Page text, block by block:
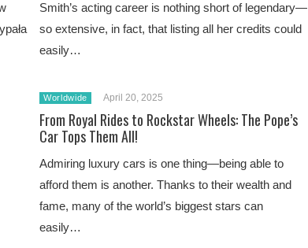
Smith’s acting career is nothing short of legendary—
so extensive, in fact, that listing all her credits could
easily…
Worldwide April 20, 2025
From Royal Rides to Rockstar Wheels: The Pope’s
Car Tops Them All!
Admiring luxury cars is one thing—being able to
afford them is another. Thanks to their wealth and
fame, many of the world’s biggest stars can
easily…